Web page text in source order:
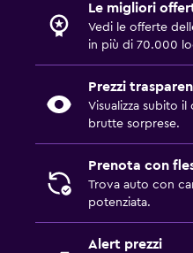
Le migliori
Vedi le offerte
in più di 70.000
Prezzi
Visualizza subito
brutte sorprese.
Prenota con
Trova auto con
potenziata.
Alert prezzi